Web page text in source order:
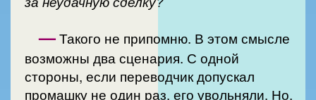
—Такого не припомню. В этом смысле
возможны два сценария. С одной
стороны, если переводчик допускал
промашку не один раз, его увольняли. Но,